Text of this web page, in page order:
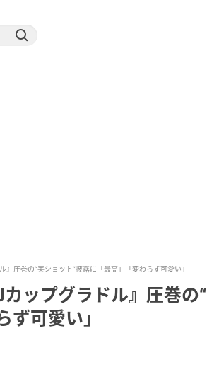
』圧巻の“美ショット”披露に「最高」「変わらず可愛い」
ップグラドル』圧巻の
ず可愛い」